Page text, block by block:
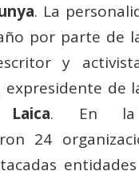
. La
por parte de
y
expresidente de
. En la
24